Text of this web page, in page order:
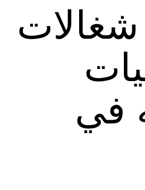
شغالات
في